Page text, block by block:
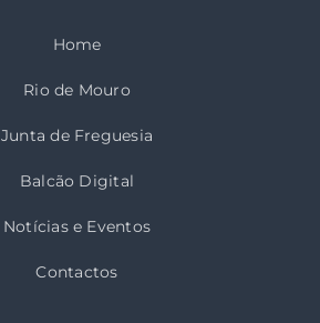
Home
Rio de Mouro
Junta de Freguesia
Balcão Digital
Notícias e Eventos
Contactos